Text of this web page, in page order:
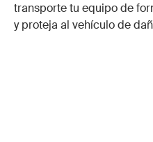
transporte tu equipo de
y proteja al vehículo de